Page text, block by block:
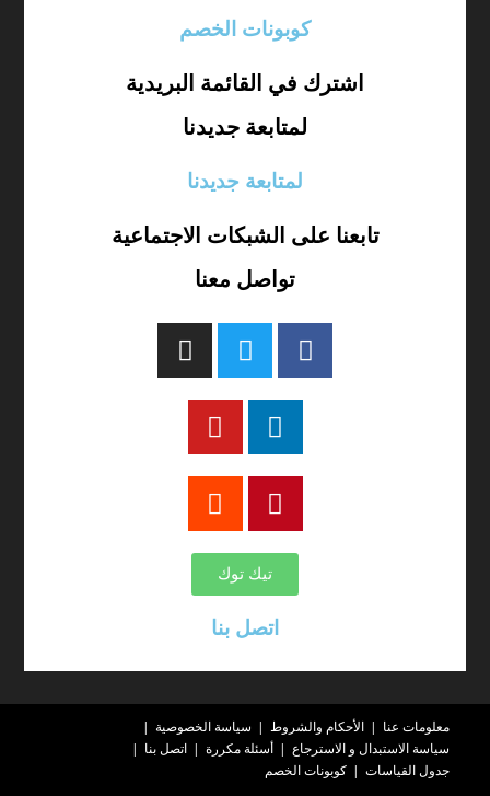
كوبونات الخصم
اشترك في القائمة البريدية
لمتابعة جديدنا
لمتابعة جديدنا
تابعنا على الشبكات الاجتماعية
تواصل معنا
تيك توك
اتصل بنا
معلومات عنا الأحكام والشروط
سياسة الخصوصية
سياسة الاستبدال و الاسترجاع
أسئلة مكررة
اتصل بنا
جدول القياسات
كوبونات الخصم